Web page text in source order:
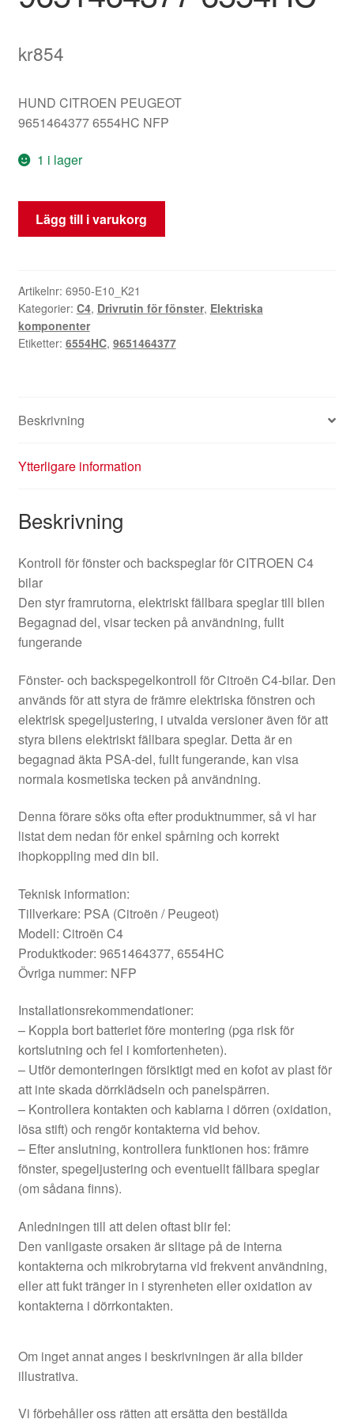
kr854
HUND CITROEN PEUGEOT
9651464377 6554HC NFP
1 i lager
Citroën
6554HC
mängd
Lägg till i varukorg
Artikelnr: 6950-E10_K21
Kategorier: C4, Drivrutin för fönster, Elektriska
komponenter
Etiketter: 6554HC, 9651464377
Beskrivning
Ytterligare information
Beskrivning
Kontroll för fönster och backspeglar för CITROEN C4
bilar
Den styr framrutorna, elektriskt fällbara speglar till bilen
Begagnad del, visar tecken på användning, fullt
fungerande
Fönster- och backspegelkontroll för Citroën C4-bilar. Den
används för att styra de främre elektriska fönstren och
elektrisk spegeljustering, i utvalda versioner även för att
styra bilens elektriskt fällbara speglar. Detta är en
begagnad äkta PSA-del, fullt fungerande, kan visa
normala kosmetiska tecken på användning.
Denna förare söks ofta efter produktnummer, så vi har
listat dem nedan för enkel spårning och korrekt
ihopkoppling med din bil.
Teknisk information:
Tillverkare: PSA (Citroën / Peugeot)
Modell: Citroën C4
Produktkoder: 9651464377, 6554HC
Övriga nummer: NFP
Installationsrekommendationer:
– Koppla bort batteriet före montering (pga risk för
kortslutning och fel i komfortenheten).
– Utför demonteringen försiktigt med en kofot av plast för
att inte skada dörrklädseln och panelspärren.
– Kontrollera kontakten och kablarna i dörren (oxidation,
lösa stift) och rengör kontakterna vid behov.
– Efter anslutning, kontrollera funktionen hos: främre
fönster, spegeljustering och eventuellt fällbara speglar
(om sådana finns).
Anledningen till att delen oftast blir fel:
Den vanligaste orsaken är slitage på de interna
kontakterna och mikrobrytarna vid frekvent användning,
eller att fukt tränger in i styrenheten eller oxidation av
kontakterna i dörrkontakten.
Om inget annat anges i beskrivningen är alla bilder
illustrativa.
Vi förbehåller oss rätten att ersätta den beställda